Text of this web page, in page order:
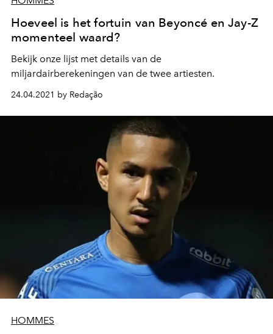
Hoeveel is het fortuin van Beyoncé en Jay-Z
momenteel waard?
Bekijk onze lijst met details van de
miljardairberekeningen van de twee artiesten.
24.04.2021 by Redação
HOMMES